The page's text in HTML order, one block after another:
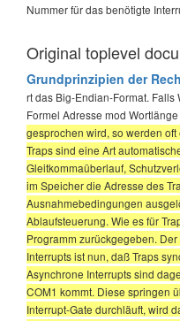
Nummer für das benötigte
Original toplevel
Grundprinzipien der
rt das Big-Endian-Format.
Formel Adresse mod
gesprochen wird, so werden
Traps sind eine Art
Gleitkommaüberlauf,
im Speicher die Adresse des
Ausnahmebedingungen
Ablaufsteuerung. Wie es für
Programm zurückgegeben.
Interrupts ist nun, daß Traps
Asynchrone Interrupts sind
COM1 kommt. Diese springen
Interrupt-Gate durchläuft, wird